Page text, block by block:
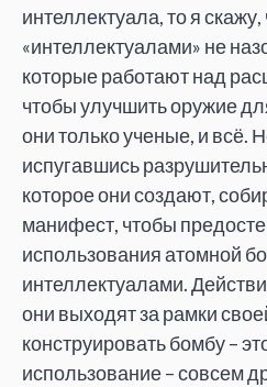
интеллектуала, то я скажу,
«интеллектуалами» не
которые работают над
чтобы улучшить оружие
они только ученые, и всё.
испугавшись
которое они создают,
манифест, чтобы
использования атомной
интеллектуалами.
они выходят за рамки
конструировать бомбу –
использование – совсем